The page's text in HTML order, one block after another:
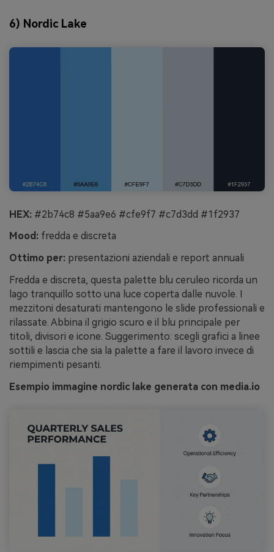
6) Nordic Lake
HEX: #2b74c8 #5aa9e6 #cfe9f7 #c7d3dd #1f2937
Mood: fredda e discreta
Ottimo per: presentazioni aziendali e report annuali
Fredda e discreta, questa palette blu ceruleo ricorda un
lago tranquillo sotto una luce coperta dalle nuvole. I
mezzitoni desaturati mantengono le slide professionali e
rilassate. Abbina il grigio scuro e il blu principale per
titoli, divisori e icone. Suggerimento: scegli grafici a linee
sottili e lascia che sia la palette a fare il lavoro invece di
riempimenti pesanti.
Esempio immagine nordic lake generata con media.io